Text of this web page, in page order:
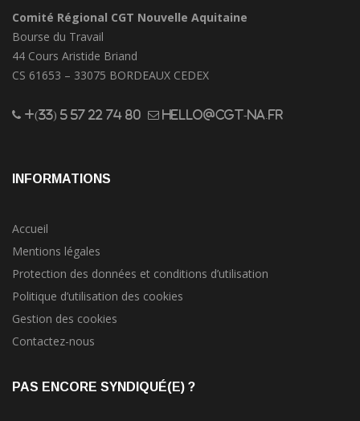
Comité Régional CGT Nouvelle Aquitaine
Bourse du Travail
44 Cours Aristide Briand
CS 61653 – 33075 BORDEAUX CEDEX
+(33) 5 57 22 74 80 hello@cgt-na.fr
INFORMATIONS
Accueil
Mentions légales
Protection des données et conditions d’utilisation
Politique d’utilisation des cookies
Gestion des cookies
Contactez-nous
PAS ENCORE SYNDIQUÉ(E) ?